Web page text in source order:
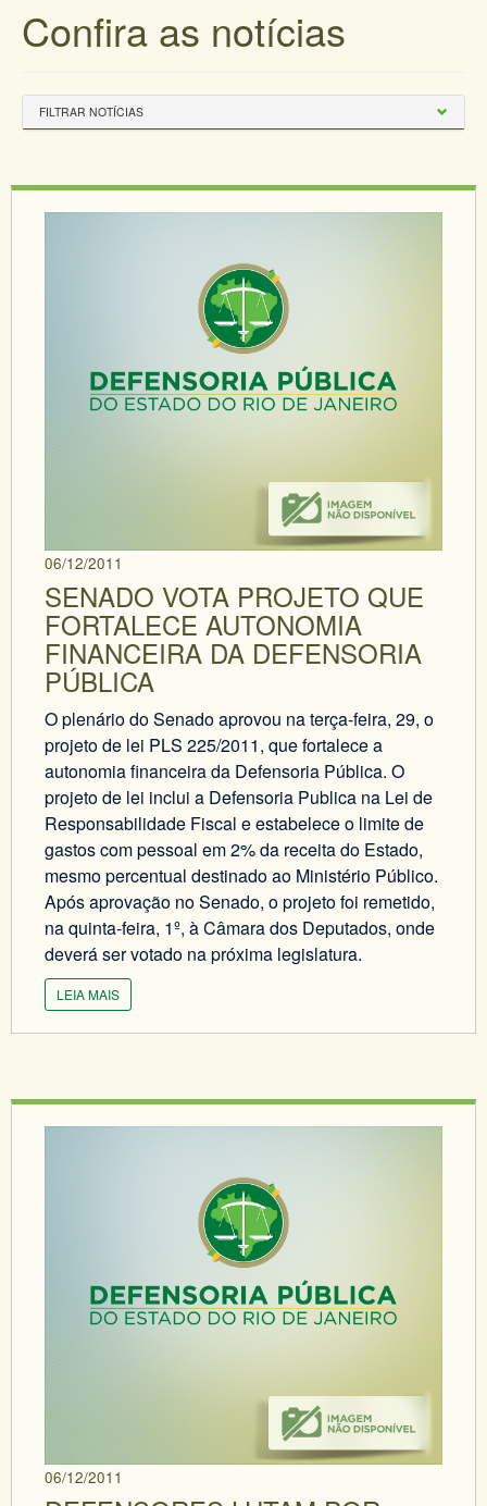
Confira as notícias
FILTRAR NOTÍCIAS
06/12/2011
SENADO VOTA PROJETO QUE
FORTALECE AUTONOMIA
FINANCEIRA DA DEFENSORIA
PÚBLICA
O plenário do Senado aprovou na terça-feira, 29, o
projeto de lei PLS 225/2011, que fortalece a
autonomia financeira da Defensoria Pública. O
projeto de lei inclui a Defensoria Publica na Lei de
Responsabilidade Fiscal e estabelece o limite de
gastos com pessoal em 2% da receita do Estado,
mesmo percentual destinado ao Ministério Público.
Após aprovação no Senado, o projeto foi remetido,
na quinta-feira, 1º, à Câmara dos Deputados, onde
deverá ser votado na próxima legislatura.
LEIA MAIS
06/12/2011